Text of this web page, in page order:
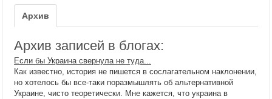
Архив
Архив записей в блогах:
Если бы Украина свернула не туда...
Как известно, история не пишется в сослагательном наклонении,
но хотелось бы все-таки поразмышлять об альтернативной
Украине, чисто теоретически. Мне кажется, что украина в